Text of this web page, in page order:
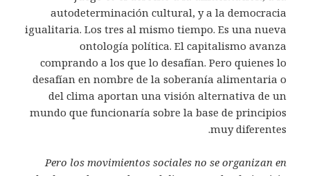
autodeterminación cultural, y a la democracia
igualitaria. Los tres al mismo tiempo. Es una nueva
ontología política. El capitalismo avanza
comprando a los que lo desafían. Pero quienes lo
desafían en nombre de la soberanía alimentaria o
del clima aportan una visión alternativa de un
mundo que funcionaría sobre la base de principios
muy diferentes.
Pero los movimientos sociales no se organizan en